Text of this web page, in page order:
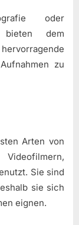
oder
bieten dem
zu
Arten von
Sie sind
sie sich
eignen.